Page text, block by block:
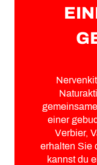
einer
Verbier,
erhalten Sie
kannst du